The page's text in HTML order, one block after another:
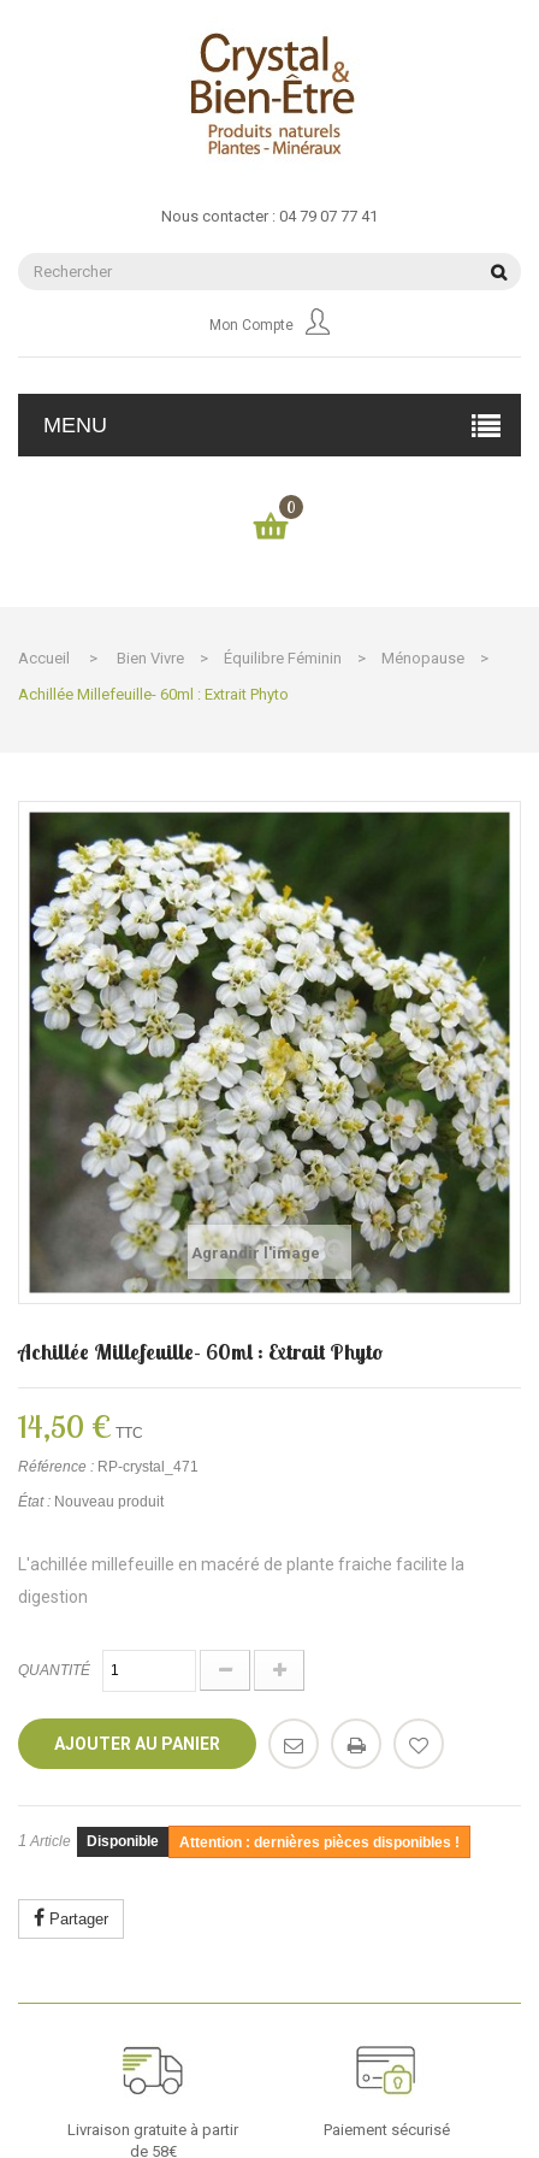
Nous contacter : 04 79 07 77 41
Mon Compte
MENU
0
Accueil > Bien Vivre > Équilibre Féminin > Ménopause
>
Achillée Millefeuille- 60ml : Extrait Phyto
Agrandir l'image
Achillée Millefeuille- 60ml : Extrait Phyto
14,50 € TTC
Référence : RP-crystal_471
État : Nouveau produit
L'achillée millefeuille en macéré de plante fraiche facilite la
digestion
QUANTITÉ
AJOUTER AU PANIER
1 Article Disponible Attention : dernières pièces disponibles !
Partager
Livraison gratuite à partir
de 58€
Paiement sécurisé